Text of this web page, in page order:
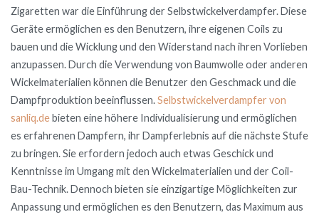
Zigaretten war die Einführung der Selbstwickelverdampfer. Diese
Geräte ermöglichen es den Benutzern, ihre eigenen Coils zu
bauen und die Wicklung und den Widerstand nach ihren Vorlieben
anzupassen. Durch die Verwendung von Baumwolle oder anderen
Wickelmaterialien können die Benutzer den Geschmack und die
Dampfproduktion beeinflussen.Selbstwickelverdampfer von
sanliq.debieten eine höhere Individualisierung und ermöglichen
es erfahrenen Dampfern, ihr Dampferlebnis auf die nächste Stufe
zu bringen. Sie erfordern jedoch auch etwas Geschick und
Kenntnisse im Umgang mit den Wickelmaterialien und der Coil-
Bau-Technik. Dennoch bieten sie einzigartige Möglichkeiten zur
Anpassung und ermöglichen es den Benutzern, das Maximum aus